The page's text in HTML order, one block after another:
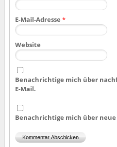
E-Mail-Adresse *
Website
Benachrichtige mich über
E-Mail.
Benachrichtige mich über neue